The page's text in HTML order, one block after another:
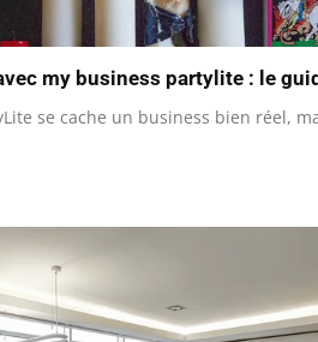
my business partylite : le
se cache un business bien réel,